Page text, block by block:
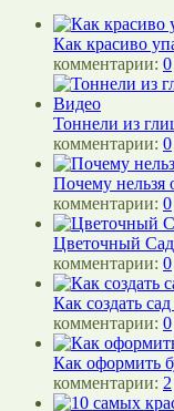
Как красиво
комментарии: 0
Тоннели из
комментарии: 0
Почему нельзя
комментарии: 0
Цветочный
комментарии: 0
Как создать
комментарии: 0
Как оформить
комментарии: 2